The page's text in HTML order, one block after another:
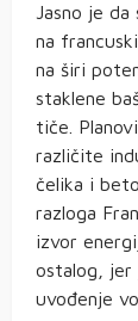
Jasno je
na
na širi
staklene
tiče.
različite
čelika i
razloga
izvor
ostalog, jer
uvođenje